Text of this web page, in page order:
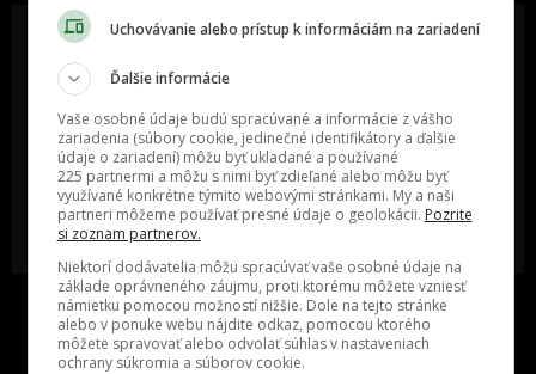
Oslov reklamou viac ako milión
ľudí v rôznych vekových
kategóriách a na rôznych
sociálnych sieťach a nakopni svoj
biznis alebo produkt.
MÁM ZÁUJEM O
SPOLUPRÁCU
poznáš niekoho, o kom by sme
mali určite napísať?
POŠLI NÁM TIP NA ČLÁNOK
Uchovávanie alebo prístup k informáciám na zariadení
Ďalšie informácie
Vaše osobné údaje budú spracúvané a informácie z vášho
zariadenia (súbory cookie, jedinečné identifikátory a ďalšie
údaje o zariadení) môžu byť ukladané a používané
225 partnermi a môžu s nimi byť zdieľané alebo môžu byť
využívané konkrétne týmito webovými stránkami. My a naši
partneri môžeme používať presné údaje o geolokácii. Pozrite
si zoznam partnerov.
Niektorí dodávatelia môžu spracúvať vaše osobné údaje na
základe oprávneného záujmu, proti ktorému môžete vzniesť
námietku pomocou možností nižšie. Dole na tejto stránke
alebo v ponuke webu nájdite odkaz, pomocou ktorého
môžete spravovať alebo odvolať súhlas v nastaveniach
ochrany súkromia a súborov cookie.